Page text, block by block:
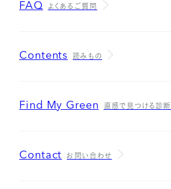
FAQ よくあるご質問
Contents 読みもの
Find My Green 直感で見つける診断
Contact お問い合わせ